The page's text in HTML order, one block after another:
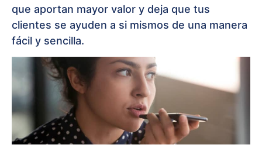
que aportan mayor valor y deja que tus
clientes se ayuden a si mismos de una manera
fácil y sencilla.